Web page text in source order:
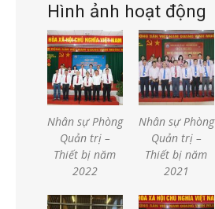
Hình ảnh hoạt động
Nhân sự Phòng
Quản trị –
Thiết bị năm
2022
Nhân sự Phòng
Quản trị –
Thiết bị năm
2021